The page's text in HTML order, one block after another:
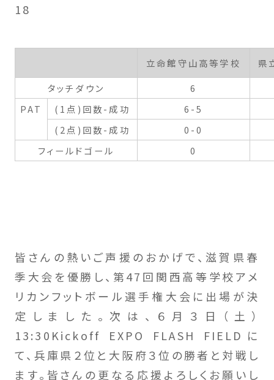
18
立命館守山高等学校
県
タッチダウン
6
PAT
(1点)回数-成功
6-5
(2点)回数-成功
0-0
フィールドゴール
0
皆さんの熱いご声援のおかげで、滋賀県春
季大会を優勝し、第47回関西高等学校アメ
リカンフットボール選手権大会に出場が決
定しました。次は、６月３日（土）
13:30Kickoff EXPO FLASH FIELDに
て、兵庫県２位と大阪府３位の勝者と対戦し
ます。皆さんの更なる応援よろしくお願いし